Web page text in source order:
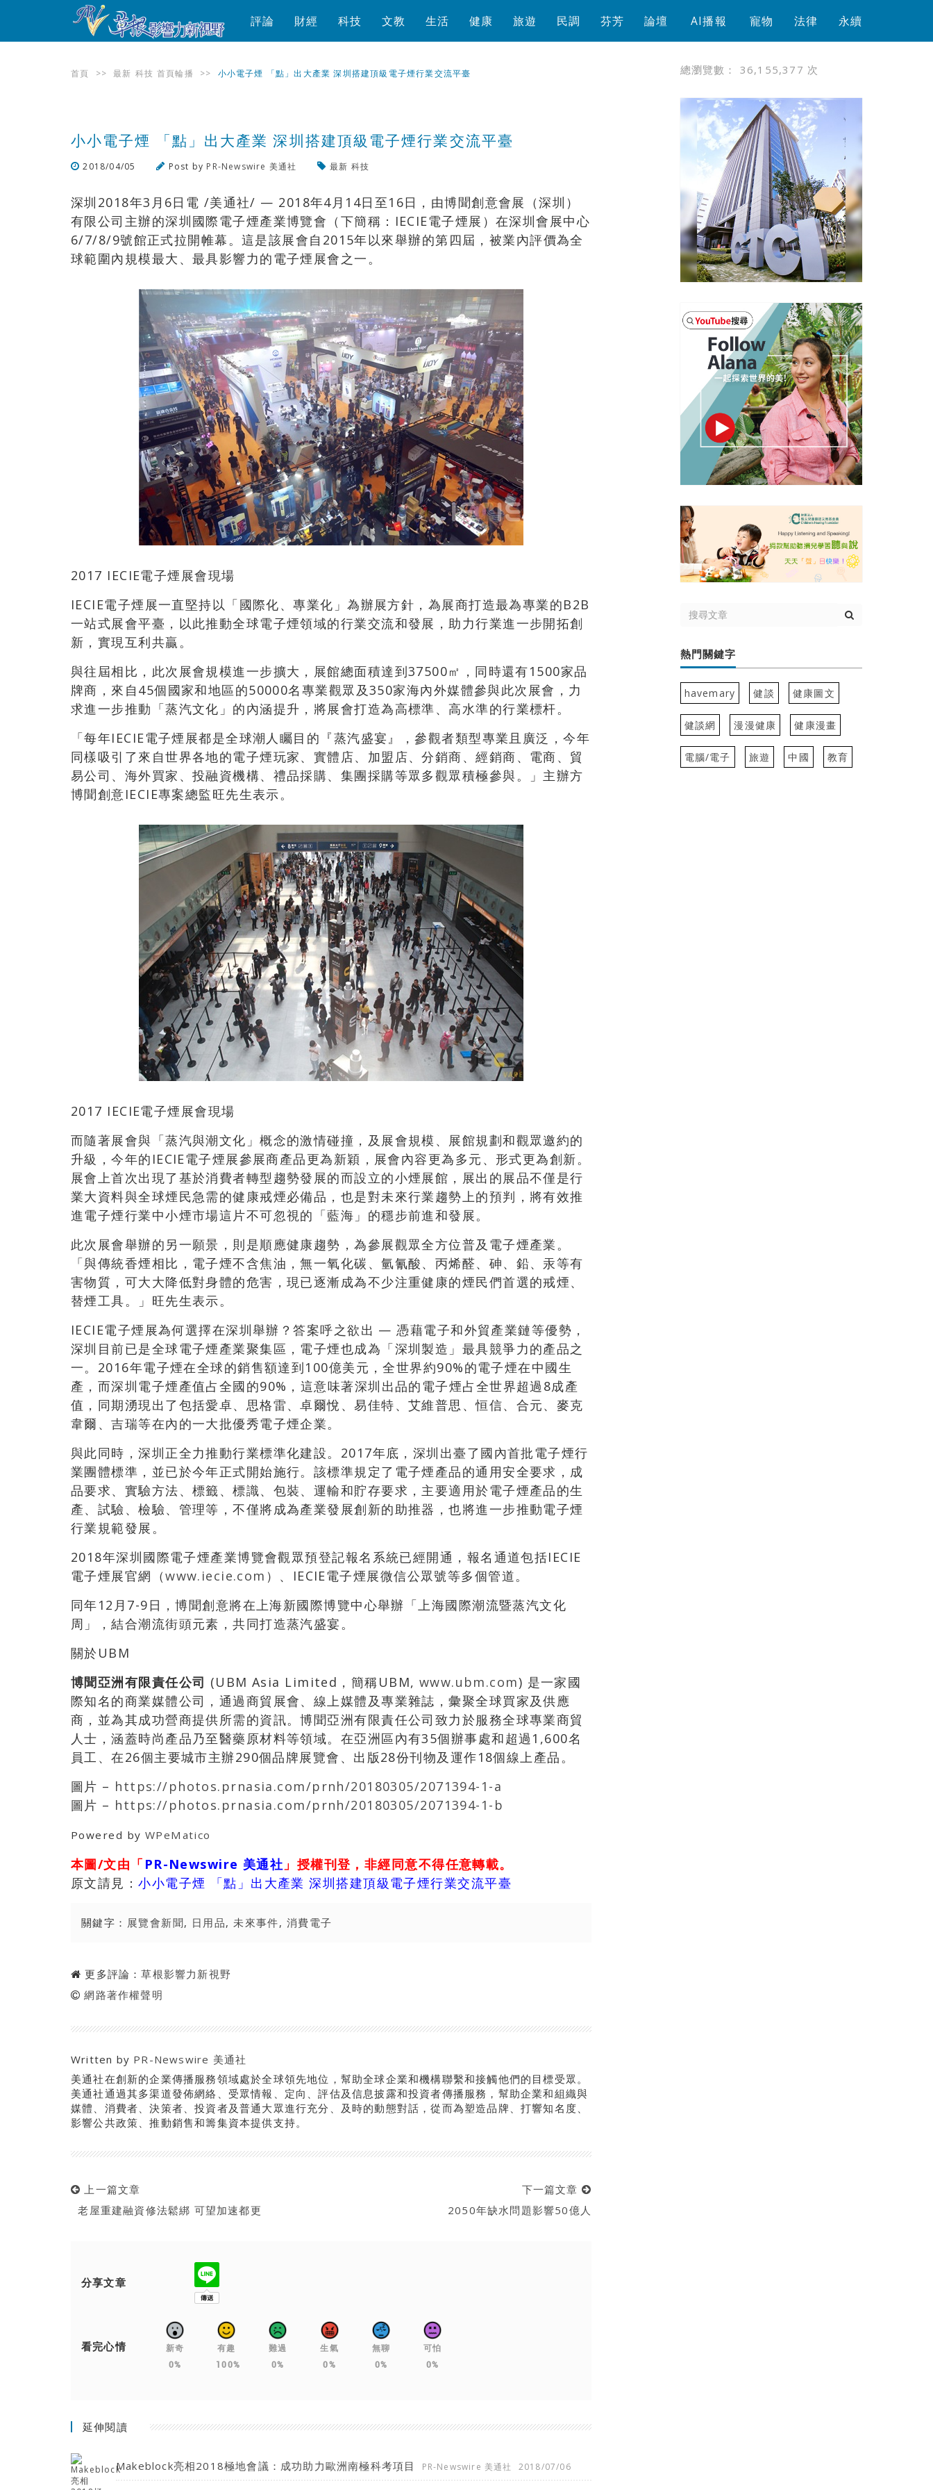
評論 財經 科技 文教 生活 健康 旅遊 民調 芬芳 論壇 AI播報 寵物 法律 永續
首頁 >> 最新 科技 首頁輪播 >> 小小電子煙 「點」出大產業 深圳搭建頂級電子煙行業交流平臺
小小電子煙 「點」出大產業 深圳搭建頂級電子煙行業交流平臺
2018/04/05 Post by PR-Newswire 美通社 最新 科技
深圳2018年3月6日電 /美通社/ — 2018年4月14日至16日，由博聞創意會展（深圳）
有限公司主辦的深圳國際電子煙產業博覽會（下簡稱：IECIE電子煙展）在深圳會展中心
6/7/8/9號館正式拉開帷幕。這是該展會自2015年以來舉辦的第四屆，被業內評價為全
球範圍內規模最大、最具影響力的電子煙展會之一。
2017 IECIE電子煙展會現場
IECIE電子煙展一直堅持以「國際化、專業化」為辦展方針，為展商打造最為專業的B2B
一站式展會平臺，以此推動全球電子煙領域的行業交流和發展，助力行業進一步開拓創
新，實現互利共贏。
與往屆相比，此次展會規模進一步擴大，展館總面積達到37500㎡，同時還有1500家品
牌商，來自45個國家和地區的50000名專業觀眾及350家海內外媒體參與此次展會，力
求進一步推動「蒸汽文化」的內涵提升，將展會打造為高標準、高水準的行業標杆。
「每年IECIE電子煙展都是全球潮人矚目的『蒸汽盛宴』，參觀者類型專業且廣泛，今年
同樣吸引了來自世界各地的電子煙玩家、實體店、加盟店、分銷商、經銷商、電商、貿
易公司、海外買家、投融資機構、禮品採購、集團採購等眾多觀眾積極參與。」主辦方
博聞創意IECIE專案總監旺先生表示。
2017 IECIE電子煙展會現場
而隨著展會與「蒸汽與潮文化」概念的激情碰撞，及展會規模、展館規劃和觀眾邀約的
升級，今年的IECIE電子煙展參展商產品更為新穎，展會內容更為多元、形式更為創新。
展會上首次出現了基於消費者轉型趨勢發展的而設立的小煙展館，展出的展品不僅是行
業大資料與全球煙民急需的健康戒煙必備品，也是對未來行業趨勢上的預判，將有效推
進電子煙行業中小煙市場這片不可忽視的「藍海」的穩步前進和發展。
此次展會舉辦的另一願景，則是順應健康趨勢，為參展觀眾全方位普及電子煙產業。
「與傳統香煙相比，電子煙不含焦油，無一氧化碳、氫氰酸、丙烯醛、砷、鉛、汞等有
害物質，可大大降低對身體的危害，現已逐漸成為不少注重健康的煙民們首選的戒煙、
替煙工具。」旺先生表示。
IECIE電子煙展為何選擇在深圳舉辦？答案呼之欲出 — 憑藉電子和外貿產業鏈等優勢，
深圳目前已是全球電子煙產業聚集區，電子煙也成為「深圳製造」最具競爭力的產品之
一。2016年電子煙在全球的銷售額達到100億美元，全世界約90%的電子煙在中國生
產，而深圳電子煙產值占全國的90%，這意味著深圳出品的電子煙占全世界超過8成產
值，同期湧現出了包括愛卓、思格雷、卓爾悅、易佳特、艾維普思、恒信、合元、麥克
韋爾、吉瑞等在內的一大批優秀電子煙企業。
與此同時，深圳正全力推動行業標準化建設。2017年底，深圳出臺了國內首批電子煙行
業團體標準，並已於今年正式開始施行。該標準規定了電子煙產品的通用安全要求，成
品要求、實驗方法、標籤、標識、包裝、運輸和貯存要求，主要適用於電子煙產品的生
產、試驗、檢驗、管理等，不僅將成為產業發展創新的助推器，也將進一步推動電子煙
行業規範發展。
2018年深圳國際電子煙產業博覽會觀眾預登記報名系統已經開通，報名通道包括IECIE
電子煙展官網（www.iecie.com ）、IECIE電子煙展微信公眾號等多個管道。
同年12月7-9日，博聞創意將在上海新國際博覽中心舉辦「上海國際潮流暨蒸汽文化
周」，結合潮流街頭元素，共同打造蒸汽盛宴。
關於UBM
博聞亞洲有限責任公司 (UBM Asia Limited，簡稱UBM, www.ubm.com) 是一家國
際知名的商業媒體公司，通過商貿展會、線上媒體及專業雜誌，彙聚全球買家及供應
商，並為其成功營商提供所需的資訊。博聞亞洲有限責任公司致力於服務全球專業商貿
人士，涵蓋時尚產品乃至醫藥原材料等領域。在亞洲區內有35個辦事處和超過1,600名
員工、在26個主要城市主辦290個品牌展覽會、出版28份刊物及運作18個線上產品。
圖片 – https://photos.prnasia.com/prnh/20180305/2071394-1-a
圖片 – https://photos.prnasia.com/prnh/20180305/2071394-1-b
Powered by WPeMatico
本圖/文由「 PR-Newswire 美通社 」授權刊登，非經同意不得任意轉載。
原文請見：小小電子煙 「點」出大產業 深圳搭建頂級電子煙行業交流平臺
關鍵字： 展覽會新聞, 日用品,未來事件, 消費電子
更多評論：草根影響力新視野
網路著作權聲明
Written by PR-Newswire 美通社
美通社在創新的企業傳播服務領域處於全球領先地位，幫助全球企業和機構聯繫和接觸他們的目標受眾。
美通社通過其多渠道發佈網絡、受眾情報、定向、評估及信息披露和投資者傳播服務，幫助企業和組織與
媒體、消費者、決策者、投資者及普通大眾進行充分、及時的動態對話，從而為塑造品牌、打響知名度、
影響公共政策、推動銷售和籌集資本提供支持。
上一篇文章
老屋重建融資修法鬆綁 可望加速都更
下一篇文章
2050年缺水問題影響50億人
分享文章
看完心情
新奇
0%
有趣
100%
難過
0%
生氣
0%
無聊
0%
可怕
0%
延伸閱讀
Makeblock亮相2018極地會議：成功助力歐洲南極科考項目 PR-Newswire 美通社 2018/07/06
總瀏覽數： 36,155,377 次
熱門關鍵字
havemary 健談 健康圖文
健談網 漫漫健康 健康漫畫
電腦/電子 旅遊 中國 教育